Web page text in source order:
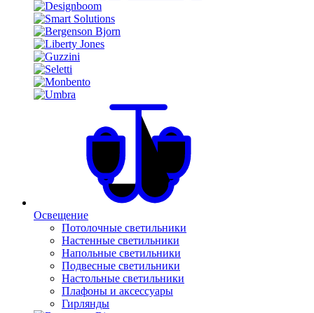
Освещение
Потолочные светильники
Настенные светильники
Напольные светильники
Подвесные светильники
Настольные светильники
Плафоны и аксессуары
Гирлянды